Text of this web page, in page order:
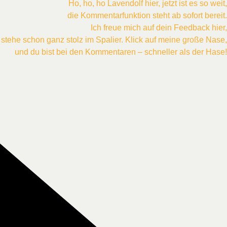
Ho, ho, ho Lavendolf hier, jetzt ist es so weit,
die Kommentarfunktion steht ab sofort bereit.
Ich freue mich auf dein Feedback hier,
schon ganz stolz im Spalier. Klick auf meine große Nase,
und du bist bei den Kommentaren – schneller als der Hase!